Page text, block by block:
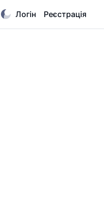
Логін Реєстрація